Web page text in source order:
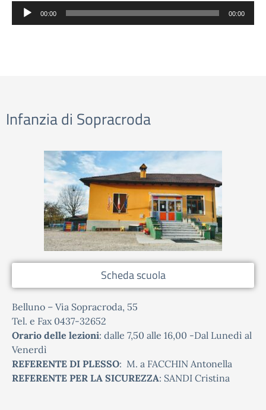
Audio
Player
00:00 00:00
Infanzia di Sopracroda
Scheda scuola
Belluno – Via Sopracroda, 55
Tel. e Fax 0437-32652
Orario delle lezioni: dalle 7,50 alle 16,00 -Dal Lunedì al
Venerdì
REFERENTE DI PLESSO: M. a FACCHIN Antonella
REFERENTE PER LA SICUREZZA: SANDI Cristina